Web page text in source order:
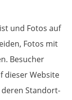
und Fotos auf
Fotos mit
Besucher
dieser Website
Standort-